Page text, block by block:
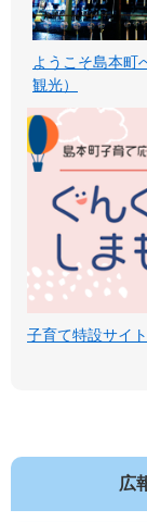
ようこそ島本町
観光）
子育て特設サイト
広